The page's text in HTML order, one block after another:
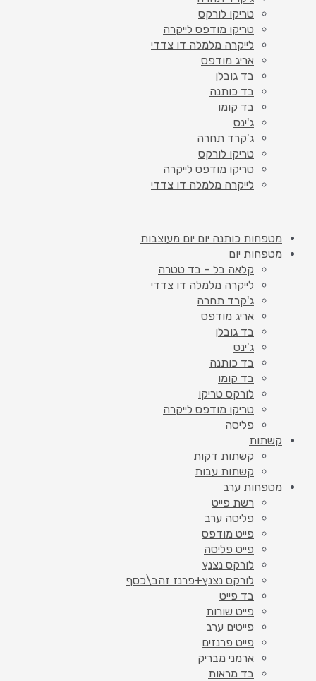
טריקו לורקס
טריקו מודפס לייקרה
לייקרה מלמלה דו צדדי
אריג מודפס
בד גובלן
בד כותנה
בד קומו
ג'ינס
ג'קרד תחרה
טריקו לורקס
טריקו מודפס לייקרה
לייקרה מלמלה דו צדדי
מטפחות כותנה יום יום מעוצבות
מטפחות יום
קלאה בל – בד טטרה
לייקרה מלמלה דו צדדי
ג'קרד תחרה
אריג מודפס
בד גובלן
ג'ינס
בד כותנה
בד קומו
לורקס טריקו
טריקו מודפס לייקרה
פליסה
קשתות
קשתות דקות
קשתות עבות
מטפחות ערב
רשת פייט
פליסה ערב
פייט מודפס
פייט פליסה
לורקס נצנץ
לורקס נצנץ+פרנז זהב\כסף
בד פייט
פייט שורות
פייטים ערב
פייט פרנזים
ארמני מבריק
בד מראות